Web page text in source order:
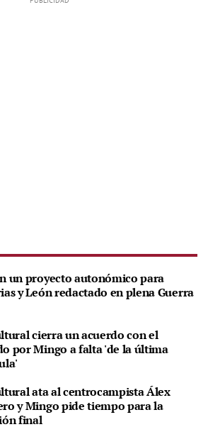
un proyecto autonómico para
y León redactado en plena Guerra
cierra un acuerdo con el
por Mingo a falta 'de la última
ata al centrocampista Álex
y Mingo pide tiempo para la
final